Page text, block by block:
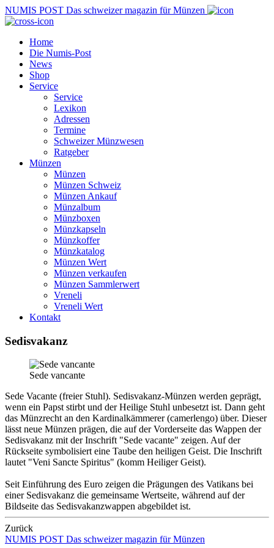
NUMIS POST Das schweizer magazin für Münzen
Home
Die Numis-Post
News
Shop
Service
Service
Lexikon
Adressen
Termine
Schweizer Münzwesen
Ratgeber
Münzen
Münzen
Münzen Schweiz
Münzen Ankauf
Münzalbum
Münzboxen
Münzkapseln
Münzkoffer
Münzkatalog
Münzen Wert
Münzen verkaufen
Münzen Sammlerwert
Vreneli
Vreneli Wert
Kontakt
Sedisvakanz
Sede vancante
Sede Vacante (freier Stuhl). Sedisvakanz-Münzen werden geprägt,
wenn ein Papst stirbt und der Heilige Stuhl unbesetzt ist. Dann geht
das Münzrecht an den Kardinalkämmerer (camerlengo) über. Dieser
lässt neue Münzen prägen, die auf der Vorderseite das Wappen der
Sedisvakanz mit der Inschrift "Sede vacante" zeigen. Auf der
Rückseite symbolisiert eine Taube den heiligen Geist. Die Inschrift
lautet "Veni Sancte Spiritus" (komm Heiliger Geist).
Seit Einführung des Euro zeigen die Prägungen des Vatikans bei
einer Sedisvakanz die gemeinsame Wertseite, während auf der
Bildseite das Sedisvakanzwappen abgebildet ist.
Zurück
NUMIS POST Das schweizer magazin für Münzen